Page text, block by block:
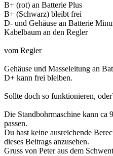
B+ (rot) an Batterie Plus
B+ (Schwarz) bleibt frei
D- und Gehäuse an Batterie
Kabelbaum an den Regler
vom Regler
Gehäuse und Masseleitung an
D+ kann frei bleiben.
Sollte doch so funktionieren,
Die Standbohrmaschine kann ca
passen.
Du hast keine ausreichende
dieses Beitrags anzusehen.
Gruss von Peter aus dem